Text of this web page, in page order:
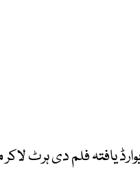
یافتہ فلم دی ہرٹ